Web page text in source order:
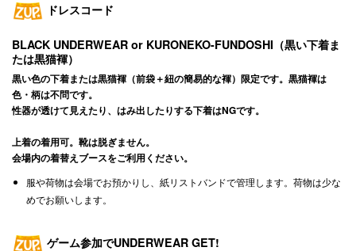
ドレスコード
BLACK UNDERWEAR or KURONEKO-FUNDOSHI（黒い下着ま
たは黒猫褌）
黒い色の下着または黒猫褌（前袋＋紐の簡易的な褌）限定です。黒猫褌は
色・柄は不問です。
性器が透けて見えたり、はみ出したりする下着はNGです。
上着の着用可。靴は脱ぎません。
会場内の着替えブースをご利用ください。
服や荷物は会場でお預かりし、紙リストバンドで管理します。荷物は少な
めでお願いします。
ゲーム参加でUNDERWEAR GET!